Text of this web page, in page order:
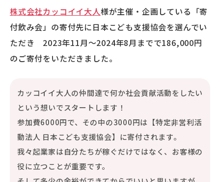
株式会社カッコイイ大人様が主催・企画している「寄
付飲み会」の寄付先に日本こども支援協会を選んでい
ただき 2023年11月～2024年8月までで186,000円
のご寄付をいただきました。
カッコイイ大人の仲間達で何か社会貢献活動をしたい
という想いでスタートします！
参加費6000円で、その中の3000円は【特定非営利活
動法人 日本こども支援協会】に寄付されます。
我々起業家は自分たちが稼ぐだけではなく、お客様の
役に立つことが重要です。